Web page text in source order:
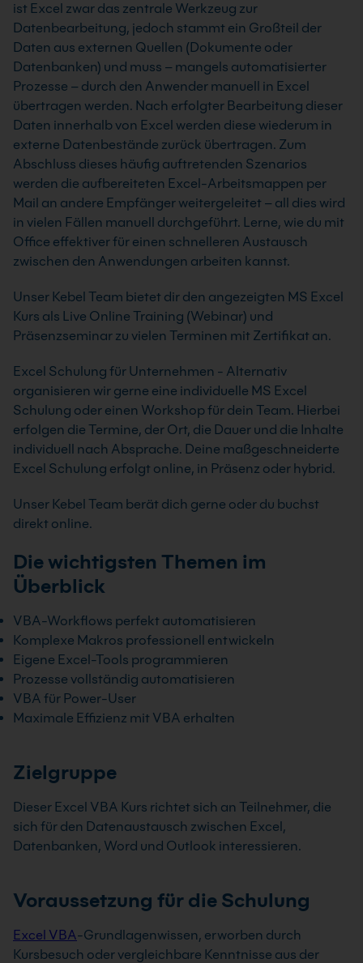
ist Excel zwar das zentrale Werkzeug zur
Datenbearbeitung, jedoch stammt ein Großteil der
Daten aus externen Quellen (Dokumente oder
Datenbanken) und muss – mangels automatisierter
Prozesse – durch den Anwender manuell in Excel
übertragen werden. Nach erfolgter Bearbeitung dieser
Daten innerhalb von Excel werden diese wiederum in
externe Datenbestände zurück übertragen. Zum
Abschluss dieses häufig auftretenden Szenarios
werden die aufbereiteten Excel-Arbeitsmappen per
Mail an andere Empfänger weitergeleitet – all dies wird
in vielen Fällen manuell durchgeführt. Lerne, wie du mit
Office effektiver für einen schnelleren Austausch
zwischen den Anwendungen arbeiten kannst.
Unser Kebel Team bietet dir den angezeigten MS Excel
Kurs als Live Online Training (Webinar) und
Präsenzseminar zu vielen Terminen mit Zertifikat an.
Excel Schulung für Unternehmen - Alternativ
organisieren wir gerne eine individuelle MS Excel
Schulung oder einen Workshop für dein Team. Hierbei
erfolgen die Termine, der Ort, die Dauer und die Inhalte
individuell nach Absprache. Deine maßgeschneiderte
Excel Schulung erfolgt online, in Präsenz oder hybrid.
Unser Kebel Team berät dich gerne oder du buchst
direkt online.
Die wichtigsten Themen im
Überblick
VBA-Workflows perfekt automatisieren
Komplexe Makros professionell entwickeln
Eigene Excel-Tools programmieren
Prozesse vollständig automatisieren
VBA für Power-User
Maximale Effizienz mit VBA erhalten
Zielgruppe
Dieser Excel VBA Kurs richtet sich an Teilnehmer, die
sich für den Datenaustausch zwischen Excel,
Datenbanken, Word und Outlook interessieren.
Voraussetzung für die Schulung
Excel VBA-Grundlagenwissen, erworben durch
Kursbesuch oder vergleichbare Kenntnisse aus der